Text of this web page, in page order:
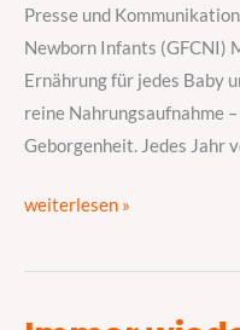
Presse und
Newborn Infants (GFCNI)
Ernährung für jedes Baby
reine Nahrungsaufnahme
Geborgenheit. Jedes Jahr
auch
für
die
Kleinsten
weiterlesen »